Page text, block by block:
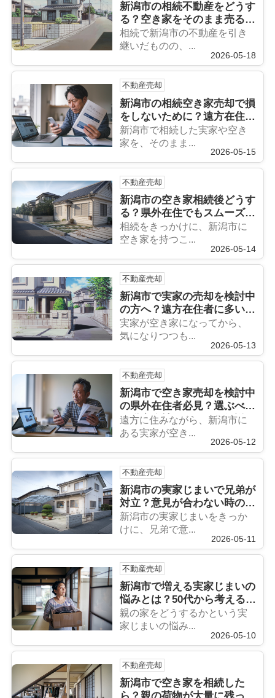
新潟市の相続不動産をどうす
る？空き家をそのまま売るメ
リットデメリット
相続で新潟市の不動産を引き
継いだものの、...
2026-05-18
不動産売却
新潟市の相続空き家売却で損
をしないために？遠方在住で
も安心して進める確認ポイン
ト
新潟市で相続した実家や空き
家を、そのまま...
2026-05-15
不動産売却
新潟市の空き家相続後どうす
る？県外在住でもスムーズに
売却する方法を解説
相続をきっかけに、新潟市に
空き家を持つこ...
2026-05-14
不動産売却
新潟市で実家の売却を検討中
の方へ？遠方在住者に多い失
敗パターンと対策を解説
実家が空き家になってから、
気になりつつも...
2026-05-13
不動産売却
新潟市で空き家売却を検討中
の県外在住者必見？選ぶべき
不動産会社とはどこか解説
遠方に住みながら、新潟市に
ある実家が空き...
2026-05-12
不動産売却
新潟市の実家じまいで兄弟が
対立？意見が合わない時の解
決策と相談先を解説
新潟市の実家じまいをきっか
けに、兄弟で意...
2026-05-11
不動産売却
新潟市で増える実家じまいの
悩みとは？50代から考える不
動産売却の進め方を解説
親の家をどうするかという実
家じまいの悩み...
2026-05-10
不動産売却
新潟市で空き家を相続した